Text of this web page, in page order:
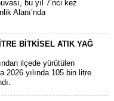
bu yıl 7’nci kez
Alanı’nda
BİTKİSEL ATIK YAĞ
ilçede yürütülen
2026 yılında 105 bin litre